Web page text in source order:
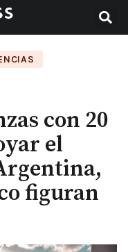
con 20
el
figuran